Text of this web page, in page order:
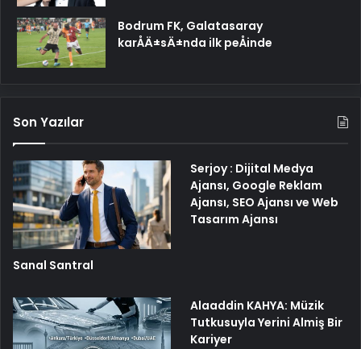
Bodrum FK, Galatasaray
karÅÄ±sÄ±nda ilk peÅinde
Son Yazılar
Sanal Santral
Serjoy : Dijital Medya
Ajansı, Google Reklam
Ajansı, SEO Ajansı ve Web
Tasarım Ajansı
Alaaddin KAHYA: Müzik
Tutkusuyla Yerini Almiş Bir
Kariyer